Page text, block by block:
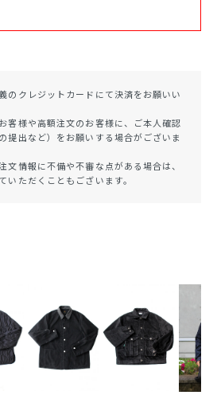
のクレジットカードにて決済をお願いい
客様や高額注文のお客様に、ご本人確認
提出など）をお願いする場合がございま
情報に不備や不審な点がある場合は、
いただくこともございます。